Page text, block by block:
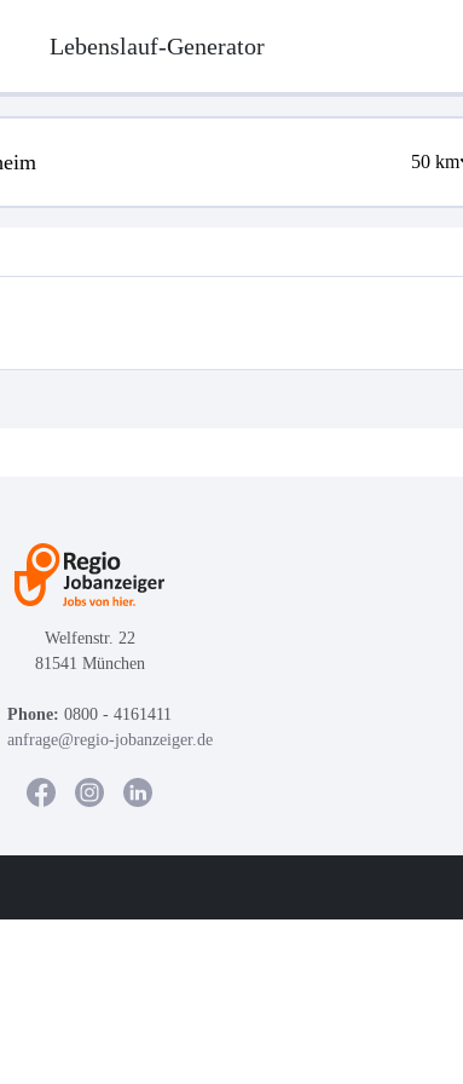
Lebenslauf-Generator
50km
Welfenstr. 22
81541 München
Phone: 0800 - 4161411
anfrage@regio-jobanzeiger.de